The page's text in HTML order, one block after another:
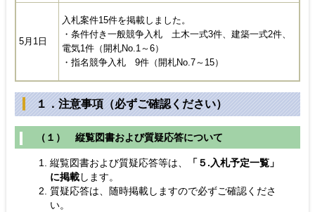
5月1日
入札案件15件を掲載しました。
・条件付き一般競争入札 土木一式3件、建築一式2件、
電気1件（開札No.1～6）
・指名競争入札 9件（開札No.7～15）
１．注意事項（必ずご確認ください）
（１） 縦覧図書および質疑応答について
縦覧図書および質疑応答等は、
「５.入札予定一覧」
に掲載します。
質疑応答は、随時掲載しますので必ずご確認くださ
い。